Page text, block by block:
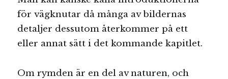
för vägknutar då många av bildernas
detaljer dessutom återkommer på ett
eller annat sätt i det kommande kapitlet.
Om rymden är en del av naturen, och